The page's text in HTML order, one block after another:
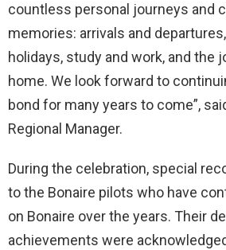
countless personal journeys and
memories: arrivals and
holidays, study and work, and the
home. We look forward to
bond for many years to come”,
Regional Manager.
During the celebration, special
to the Bonaire pilots who have
on Bonaire over the years. Their
achievements were